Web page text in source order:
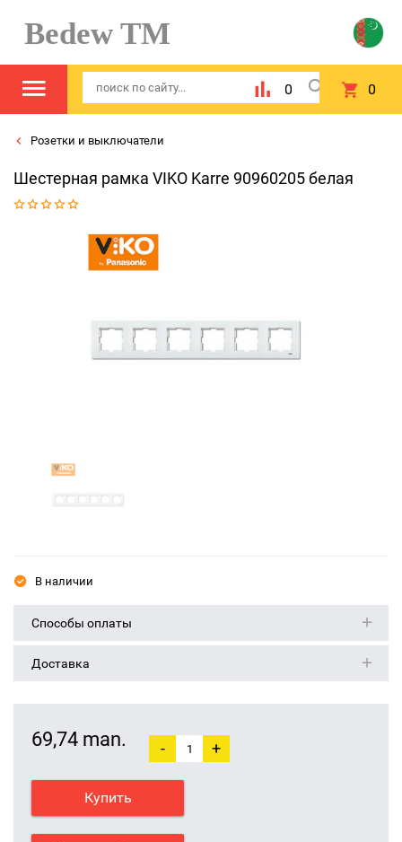
Bedew TM
0 0
Розетки и выключатели
Шестерная рамка VIKO Karre 90960205 белая
В наличии
Способы оплаты
Доставка
69,74 man. - +
Купить